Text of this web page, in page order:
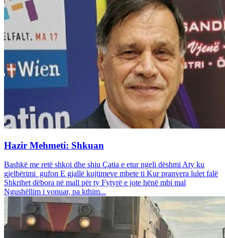
Hazir Mehmeti: Shkuan
Bashkë me retë shkoi dhe shiu Çatia e etur ngeli dëshmi Aty ku
gjelbërimi gufon E gjallë kujtimeve mbete ti Kur pranvera lulet falë
Shkrihet dëbora në mall për ty Fytyrë e jote hënë mbi mal
Ngushëllim i vonuar, pa kthim...